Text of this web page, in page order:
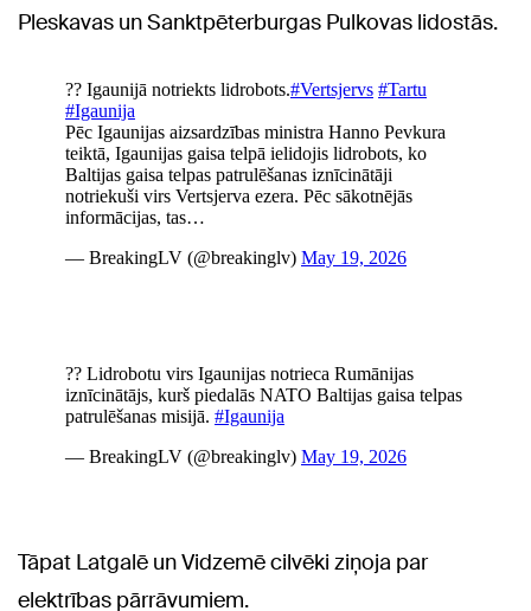
Pleskavas un Sanktpēterburgas Pulkovas lidostās.
Tāpat Latgalē un Vidzemē cilvēki ziņoja par
elektrības pārrāvumiem.